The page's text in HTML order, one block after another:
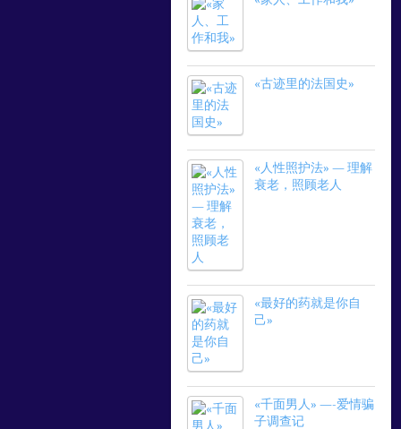
«古迹里的法国史»
«人性照护法» — 理解
衰老，照顾老人
«最好的药就是你自
己»
«千面男人» —-爱情骗
子调查记